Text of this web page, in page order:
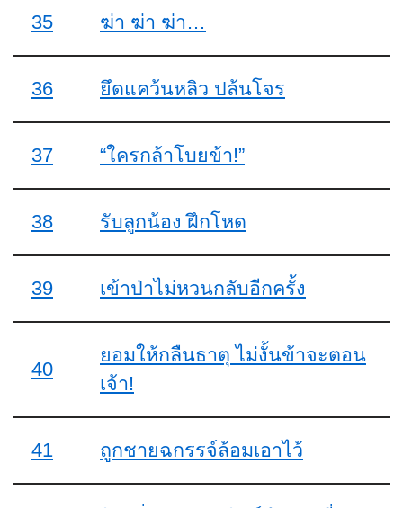
35 ฆ่า ฆ่า ฆ่า…
36 ยึดแคว้นหลิว ปล้นโจร
37 “ใครกล้าโบยข้า!”
38 รับลูกน้อง ฝึกโหด
39 เข้าป่าไม่หวนกลับอีกครั้ง
40
ยอมให้กลืนธาตุ ไม่งั้นข้าจะตอน
เจ้า!
41 ถูกชายฉกรรจ์ล้อมเอาไว้